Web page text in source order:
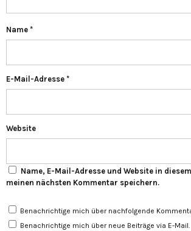
Name *
E-Mail-Adresse *
Website
Name, E-Mail-Adresse und Website in
meinen nächsten Kommentar speichern.
Benachrichtige mich über nachfolgende
Benachrichtige mich über neue Beiträge via E-Mail.